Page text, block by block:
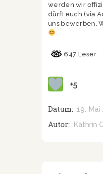
werden wir
dürft euch (via
uns bewerben.
647 Leser
+5
Datum: 19. Mai
Autor: Kathrin